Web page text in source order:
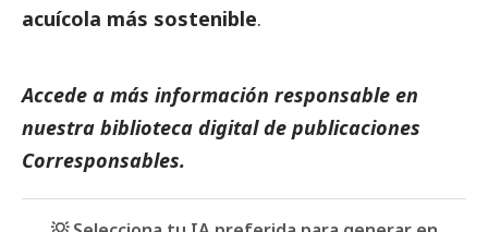
acuícola más sostenible.
Accede a más información responsable en
nuestra biblioteca digital de publicaciones
Corresponsables.